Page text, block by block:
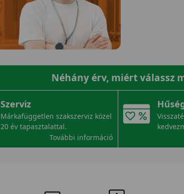
Néhány érv, miért válassz
Szerviz
Márkafüggetlen szakszerviz közel
20 év tapasztalattal.
További információ